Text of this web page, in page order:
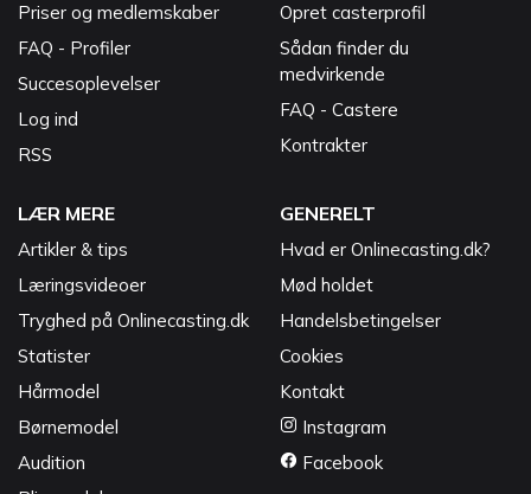
Priser og medlemskaber
FAQ - Profiler
Succesoplevelser
Log ind
RSS
Opret casterprofil
Sådan finder du
medvirkende
FAQ - Castere
Kontrakter
LÆR MERE
Artikler & tips
Læringsvideoer
Tryghed på Onlinecasting.dk
Statister
Hårmodel
Børnemodel
Audition
GENERELT
Hvad er Onlinecasting.dk?
Mød holdet
Handelsbetingelser
Cookies
Kontakt
Instagram
Facebook